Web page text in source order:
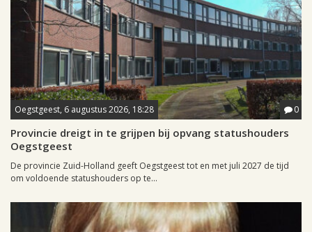
Oegstgeest, 6 augustus 2026, 18:28 0
Provincie dreigt in te grijpen bij opvang statushouders
Oegstgeest
De provincie Zuid-Holland geeft Oegstgeest tot en met juli 2027 de tijd
om voldoende statushouders op te...